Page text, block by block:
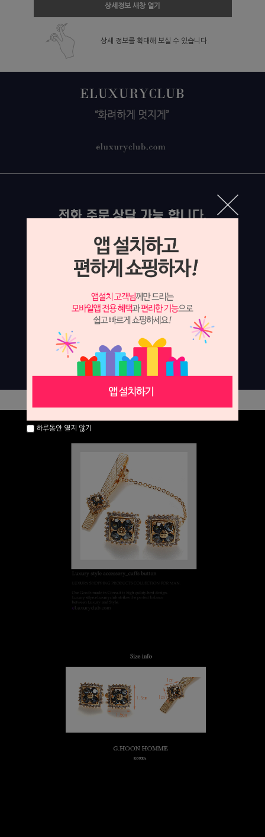
상세정보 새창 열기
상세 정보를 확대해 보실 수 있습니다.
하루동안 열지 않기